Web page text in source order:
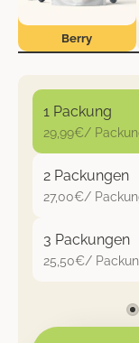
Berry
1 Packung
29,99€/
2 Packungen
27,00€/
3 Packungen
25,50€/